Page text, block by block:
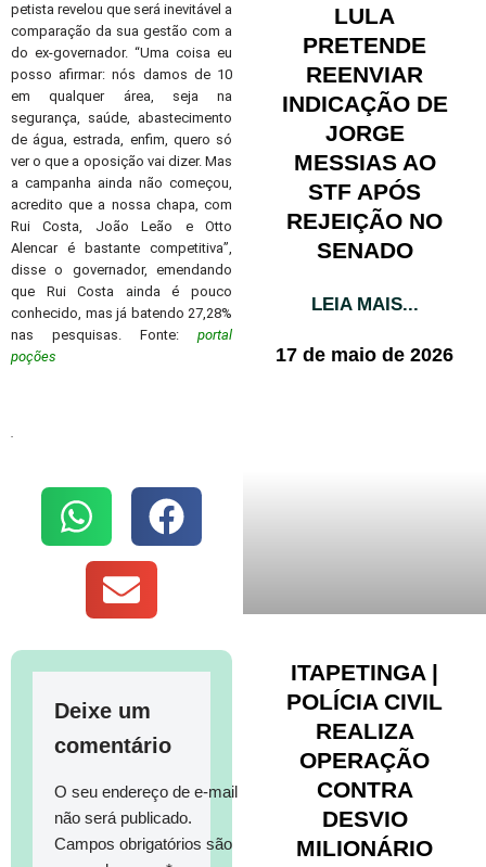
petista revelou que será inevitável a
comparação da sua gestão com a
do ex-governador. “Uma coisa eu
posso afirmar: nós damos de 10
em qualquer área, seja na
segurança, saúde, abastecimento
de água, estrada, enfim, quero só
ver o que a oposição vai dizer. Mas
a campanha ainda não começou,
acredito que a nossa chapa, com
Rui Costa, João Leão e Otto
Alencar é bastante competitiva”,
disse o governador, emendando
que Rui Costa ainda é pouco
conhecido, mas já batendo 27,28%
nas pesquisas. Fonte: portal
poções
.
Deixe um
comentário
O seu endereço de e-mail
não será publicado.
Campos obrigatórios são
LULA
PRETENDE
REENVIAR
INDICAÇÃO DE
JORGE
MESSIAS AO
STF APÓS
REJEIÇÃO NO
SENADO
LEIA MAIS...
17 de maio de 2026
ITAPETINGA |
POLÍCIA CIVIL
REALIZA
OPERAÇÃO
CONTRA
DESVIO
MILIONÁRIO